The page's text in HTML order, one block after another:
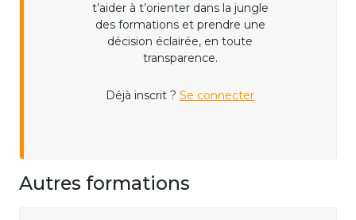
t’aider à t’orienter dans la jungle
des formations et prendre une
décision éclairée, en toute
transparence.
Déjà inscrit ? Se connecter
Autres formations